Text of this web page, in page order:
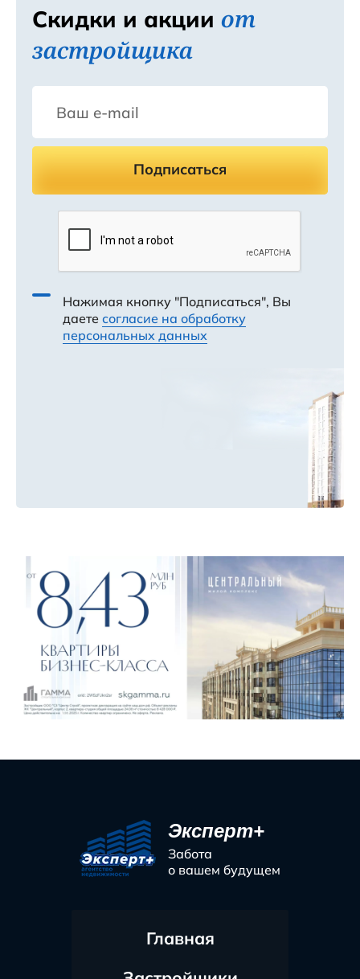
Скидки и акции от
застройщика
Подписаться
Нажимая кнопку "Подписаться", Вы
даете согласие на обработку
персональных данных
Эксперт+
Забота
о вашем будущем
Главная